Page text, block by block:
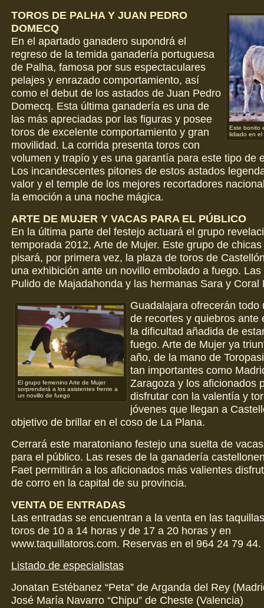
Este bonito
lidiado en el
TOROS DE PALHA Y JUAN PEDRO
DOMECQ
En el apartado ganadero supondrá el
regreso de la temida ganadería portuguesa
de Palha, famosa por sus espectaculares
pelajes y enrazado comportamiento, así
como el debut de los astados de Juan Pedro
Domecq. Esta última ganadería es una de
las más apreciadas por las figuras y posee
toros de excelente comportamiento y gran
movilidad. La corrida presenta toros con
volumen y trapío y es una garantía para este tipo de
Los incandescentes pitones de estos astados
valor y el temple de los mejores recortadores
la emoción a una noche mágica.
ARTE DE MUJER Y VACAS PARA EL PÚBLICO
En la última parte del festejo actuará el grupo
temporada 2012, Arte de Mujer. Este grupo de
pisará, por primera vez, la plaza de toros de
una exhibición ante un novillo embolado a fuego.
Pulido de Majadahonda y las hermanas Sara y Coral
El grupo femenino Arte de Mujer
sorprenderá a los asistentes frente a
un novillo de fuego
Guadalajara ofrecerán todo
de recortes y quiebros ante
la dificultad añadida de
fuego. Arte de Mujer ya
año, de la mano de
tan importantes como
Zaragoza y los aficionados
disfrutar con la valentía y
jóvenes que llegan a
objetivo de brillar en el coso de La Plana.
Cerrará este maratoniano festejo una suelta de
para el público. Las reses de la ganadería
Faet permitirán a los aficionados más valientes
de corro en la capital de su provincia.
VENTA DE ENTRADAS
Las entradas se encuentran a la venta en las
toros de 10 a 14 horas y de 17 a 20 horas y en
www.taquillatoros.com. Reservas en el 964 24 79 44.
Listado de especialistas
Jonatan Estébanez “Peta” de Arganda del Rey
José María Navarro “Chipu” de Cheste (Valencia)